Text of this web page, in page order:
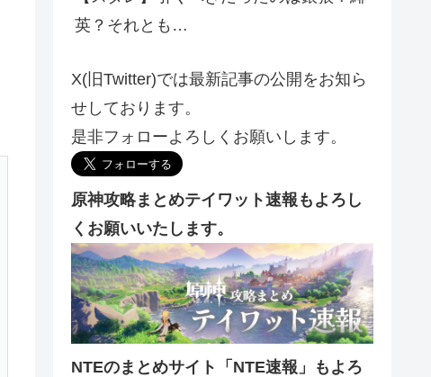
英？それとも…
X(旧Twitter)では最新記事の公開をお知ら
せしております。
是非フォローよろしくお願いします。
原神攻略まとめテイワット速報もよろし
くお願いいたします。
NTEのまとめサイト「NTE速報」もよろ